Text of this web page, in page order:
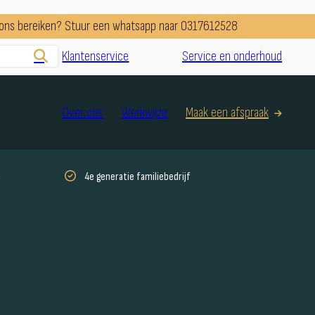
bereiken? Stuur een whatsapp naar 0317612528
Klantenservice Service en onderhoud
Over ons Werkwijze Maak een afspraak
4e generatie familiebedrijf